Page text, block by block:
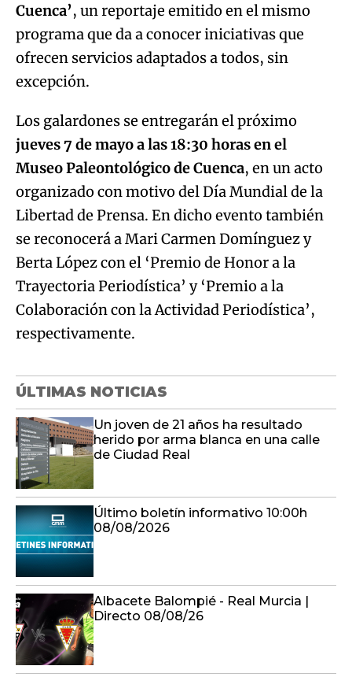
Cuenca’, un reportaje emitido en el mismo
programa que da a conocer iniciativas que
ofrecen servicios adaptados a todos, sin
excepción.
Los galardones se entregarán el próximo
jueves 7 de mayo a las 18:30 horas en el
Museo Paleontológico de Cuenca, en un acto
organizado con motivo del Día Mundial de la
Libertad de Prensa. En dicho evento también
se reconocerá a Mari Carmen Domínguez y
Berta López con el ‘Premio de Honor a la
Trayectoria Periodística’ y ‘Premio a la
Colaboración con la Actividad Periodística’,
respectivamente.
ÚLTIMAS NOTICIAS
Un joven de 21 años ha resultado
herido por arma blanca en una calle
de Ciudad Real
Último boletín informativo 10:00h
08/08/2026
Albacete Balompié - Real Murcia |
Directo 08/08/26